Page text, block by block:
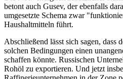
betont auch Gusev, der ebenfalls
umgesetzte Schema zwar
Haushaltmitteln führt.
Abschließend lässt sich sagen,
solchen Bedingungen einen
schaffen könnte. Russischen
Rohöl zu exportieren. Und jetzt